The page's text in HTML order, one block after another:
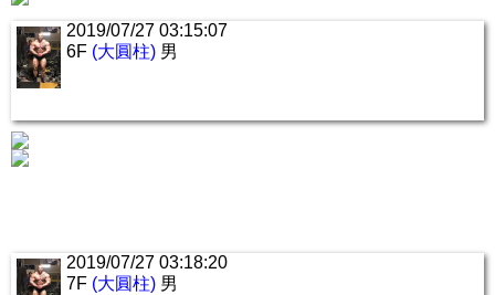
2019/07/27 03:15:07
6F (大圓柱) 男
2019/07/27 03:18:20
7F (大圓柱) 男